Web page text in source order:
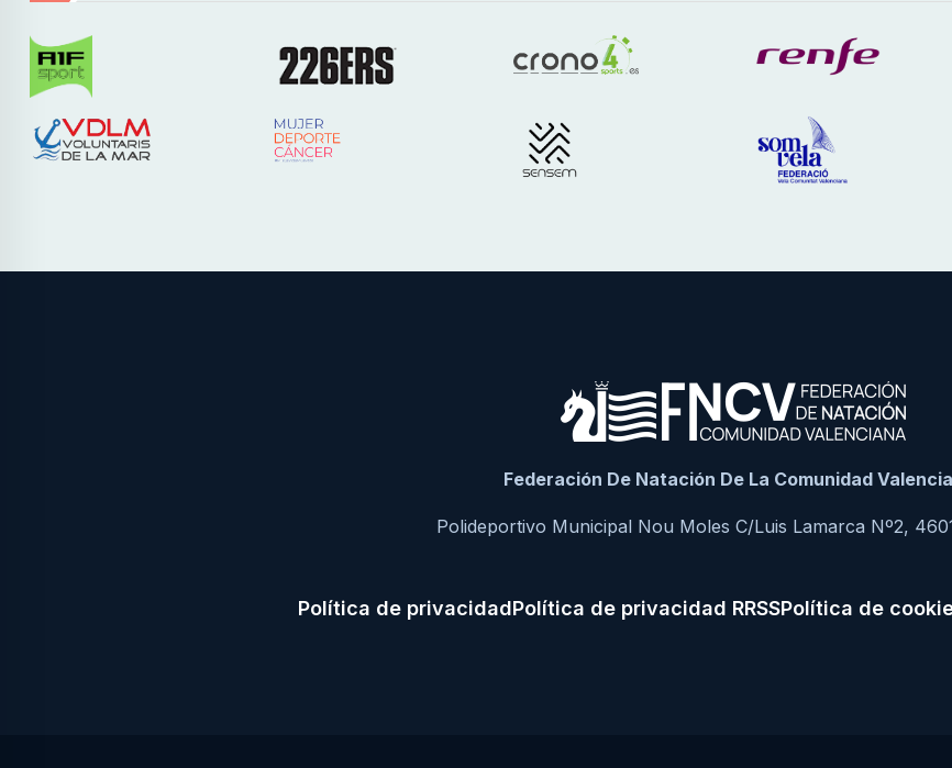
Federación De Natación De La Comunidad
Polideportivo Municipal Nou Moles C/Luis Lamarca Nº2,
Política de privacidadPolítica de privacidad RRSSPolítica de